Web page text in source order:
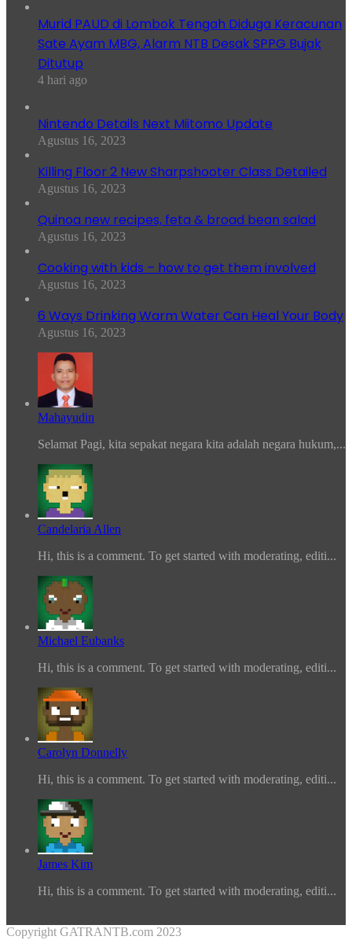
Murid PAUD di Lombok Tengah Diduga Keracunan
Sate Ayam MBG, Alarm NTB Desak SPPG Bujak
Ditutup
4 hari ago
Nintendo Details Next Miitomo Update
Agustus 16, 2023
Killing Floor 2 New Sharpshooter Class Detailed
Agustus 16, 2023
Quinoa new recipes, feta & broad bean salad
Agustus 16, 2023
Cooking with kids – how to get them involved
Agustus 16, 2023
6 Ways Drinking Warm Water Can Heal Your Body
Agustus 16, 2023
Mahayudin
Selamat Pagi, kita sepakat negara kita adalah negara hukum,...
Candelaria Allen
Hi, this is a comment. To get started with moderating, editi...
Michael Eubanks
Hi, this is a comment. To get started with moderating, editi...
Carolyn Donnelly
Hi, this is a comment. To get started with moderating, editi...
James Kim
Hi, this is a comment. To get started with moderating, editi...
Copyright GATRANTB.com 2023